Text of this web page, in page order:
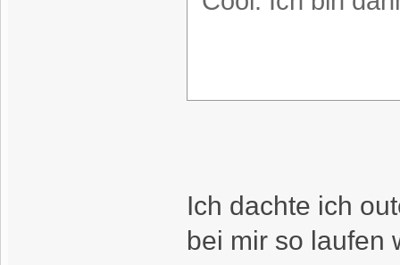
Ich dachte ich
bei mir so laufen